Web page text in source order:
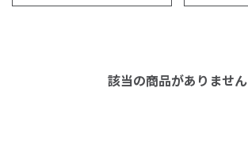
該当の商品がありません